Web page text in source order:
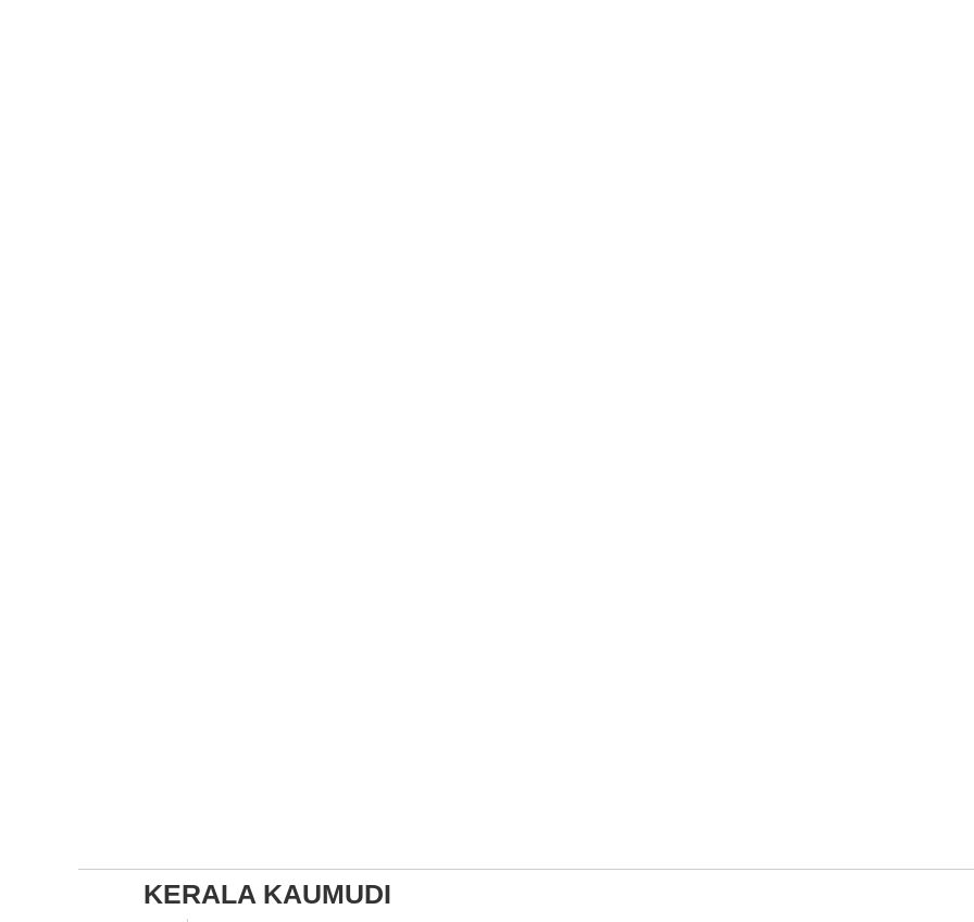
KERALA KAUMUDI